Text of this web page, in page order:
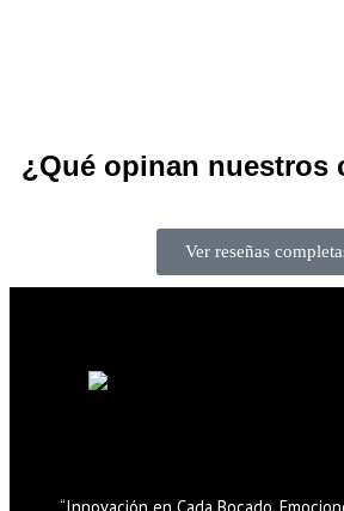
¿Qué opinan nuestros
Ver reseñas